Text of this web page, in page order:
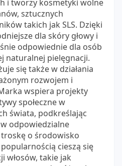
i tworzy kosmetyki wolne
sztucznych
takich jak SLS. Dzięki
dla skóry głowy i
odpowiednie dla osób
naturalnej pielęgnacji.
się także w działania
rozwojem i
wspiera projekty
społeczne w
świata, podkreślając
odpowiedzialne
o środowisko
cieszą się
włosów, takie jak